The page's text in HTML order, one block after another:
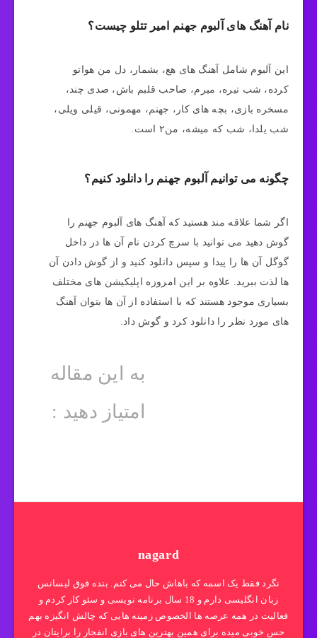
نام آهنگ های آلبوم جهنم امیر تتلو چیست؟
این آلبوم شامل آهنگ های هع، بشمار، دل من هواتو
کرده، شب تیره، میرم، صاحب قلبم باش، صدی چند،
مسخره بازی، بچه های کار، جهنم، مهمونی، قیلی ویلی،
شب یلدا، شب که میشه، من۲ است.
چگونه می توانیم آلبوم جهنم را دانلود کنیم؟
اگر شما علاقه مند هستید که آهنگ های آلبوم جهنم را
گوش دهید می توانید با سرچ کردن نام آن ها در داخل
گوگل آن ها را پیدا و سپس دانلود کنید و از گوش دادن آن
ها لذت ببرید. علاوه بر این امروزه اپلیکیشن های مختلف
بسیاری موجود هستند که با استفاده از آن ها بتوان آهنگ
های مورد نظر را دانلود کرد و گوش داد.
به این مقاله
امتیاز دهید :
nagard
نگرد فقط یک اسمه که باهاش حال می کنم. بنده فوق لیسانس
زبان انگلیسی دارم و 18 سال برنامه نویسی و سئو کار کردم و
فعالیت در همه عرصه ها الخصوص زمینه هایی که چالش انگیزه بهم
حس خوبی میده برای همین بهترین های بازی انفجار را برایتان در